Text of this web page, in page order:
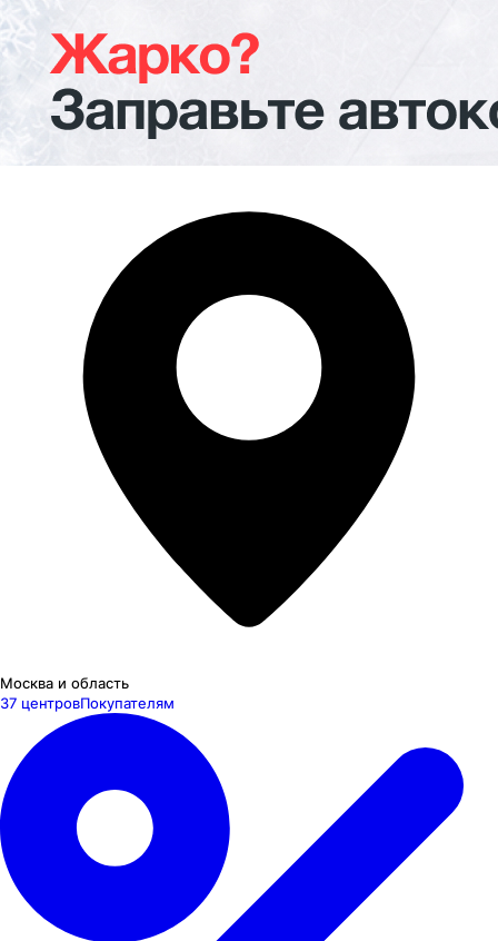
Москва и область
37 центровПокупателям